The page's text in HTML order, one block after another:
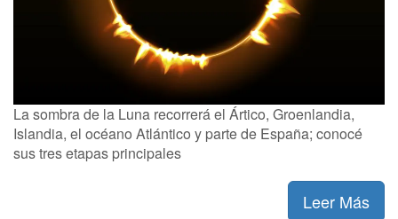
La sombra de la Luna recorrerá el Ártico, Groenlandia,
Islandia, el océano Atlántico y parte de España; conocé
sus tres etapas principales
Leer Más